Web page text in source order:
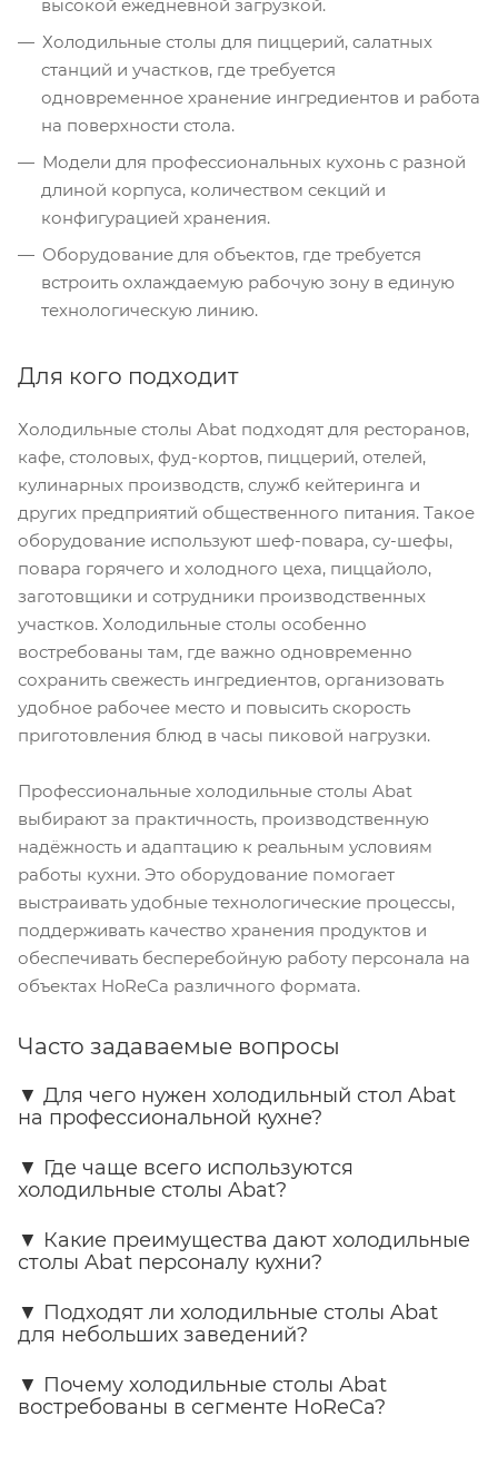
высокой ежедневной загрузкой.
Холодильные столы для пиццерий, салатных
станций и участков, где требуется
одновременное хранение ингредиентов и работа
на поверхности стола.
Модели для профессиональных кухонь с разной
длиной корпуса, количеством секций и
конфигурацией хранения.
Оборудование для объектов, где требуется
встроить охлаждаемую рабочую зону в единую
технологическую линию.
Для кого подходит
Холодильные столы Abat подходят для ресторанов,
кафе, столовых, фуд-кортов, пиццерий, отелей,
кулинарных производств, служб кейтеринга и
других предприятий общественного питания. Такое
оборудование используют шеф-повара, су-шефы,
повара горячего и холодного цеха, пиццайоло,
заготовщики и сотрудники производственных
участков. Холодильные столы особенно
востребованы там, где важно одновременно
сохранить свежесть ингредиентов, организовать
удобное рабочее место и повысить скорость
приготовления блюд в часы пиковой нагрузки.
Профессиональные холодильные столы Abat
выбирают за практичность, производственную
надёжность и адаптацию к реальным условиям
работы кухни. Это оборудование помогает
выстраивать удобные технологические процессы,
поддерживать качество хранения продуктов и
обеспечивать бесперебойную работу персонала на
объектах HoReCa различного формата.
Часто задаваемые вопросы
▼ Для чего нужен холодильный стол Abat
на профессиональной кухне?
▼ Где чаще всего используются
холодильные столы Abat?
▼ Какие преимущества дают холодильные
столы Abat персоналу кухни?
▼ Подходят ли холодильные столы Abat
для небольших заведений?
▼ Почему холодильные столы Abat
востребованы в сегменте HoReCa?